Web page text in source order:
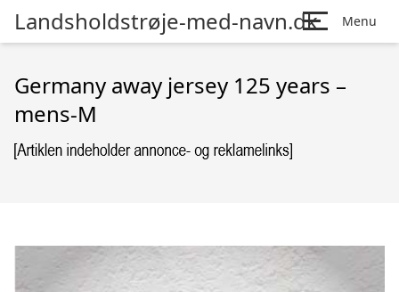
Landsholdstrøje-med-navn.dk Menu
Germany away jersey 125 years –
mens-M